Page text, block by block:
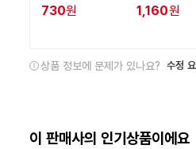
730원 1,160원
상품 정보에 문제가 있나요? 수정
이 판매사의 인기상품이에요